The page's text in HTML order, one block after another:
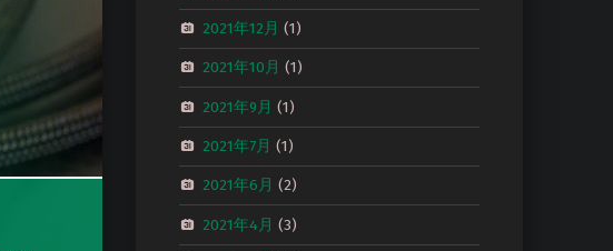
2021年12月 (1)
2021年10月 (1)
2021年9月 (1)
2021年7月 (1)
2021年6月 (2)
2021年4月 (3)